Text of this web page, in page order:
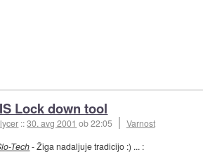
Lock down tool
::30. avg 2001 ob 22:05
Varnost
Tech- Žiga nadaljuje tradicijo :) ... :